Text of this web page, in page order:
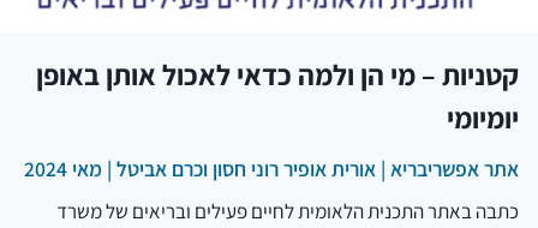
קטניות – מי הן ולמה כדאי לאכול אותן באופן
יומיומי
אתר אפשריבריא | אורית אופיר רוני חסון וכרם אביטל | מאי 2024
כתבה באתר התכנית הלאומית לחיים פעילים ובריאים של משרד